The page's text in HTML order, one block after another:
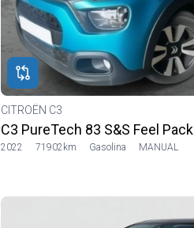
CITROËN C3
C3 PureTech 83 S&S Feel Pack
2022 71902km Gasolina MANUAL